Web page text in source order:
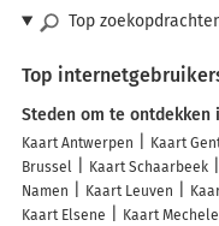
Top
Top
Steden om te ontdekken
Kaart Antwerpen Kaart
Brussel
Kaart Schaarbeek
Namen
Kaart Leuven
Kaart Elsene
Kaart